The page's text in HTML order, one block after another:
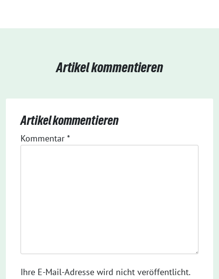
Artikel kommentieren
Artikel kommentieren
Kommentar *
Ihre E-Mail-Adresse wird nicht veröffentlicht.